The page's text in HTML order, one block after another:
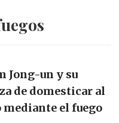
Jong-un y su
de domesticar al
mediante el fuego